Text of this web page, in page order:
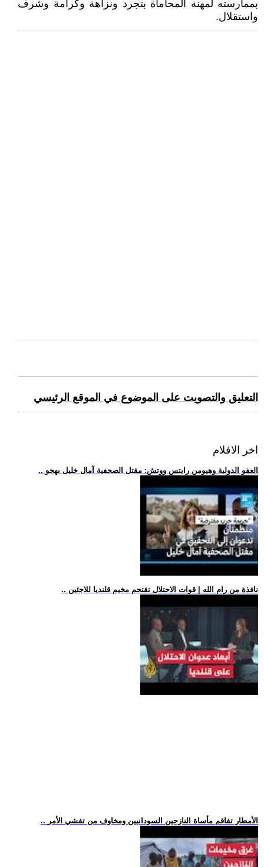
بممارسته لمهنة المحاماة بتجرد ونزاهة وكرامة وشرف
واستقلال.
التعليق والتصويت على الموضوع في الموقع الرئيسي
اخر الافلام
.. العفو الدولية وهيومن رايتس ووتش: مقتل الصحفية آمال خليل بهجو
.. نافذة من رام الله | قوات الاحتلال تقتحم مخيم قلنديا للاجئين
.. الأمطار تفاقم مأساة النازحين السودانيين ومخاوف من تفشي الأمر